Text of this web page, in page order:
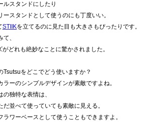
ルスタンドにしたり
ースタンドとして使うのにも丁度いい。
STIIKを立てるのに見た目も大きさもぴったりです。
、
どれも絶妙なことに驚かされました。
Tsutsuをどこでどう使いますか？
ラーのシンプルデザインが素敵ですよね。
の独特な表情は、
だ並べて使っていても素敵に見える。
ラワーベースとして使うこともできますよ。